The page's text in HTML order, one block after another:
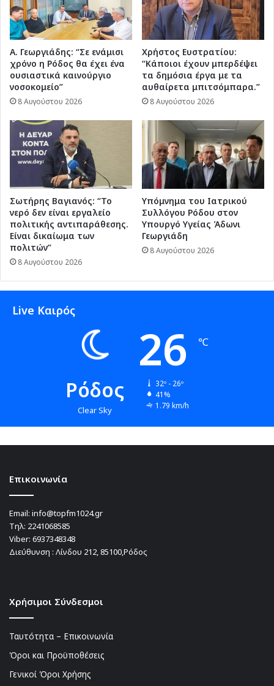
Α. Γεωργιάδης: “Σε ενάμισι
χρόνο η Ρόδος θα έχει ένα
ουσιαστικά καινούργιο
νοσοκομείο”
8 Αυγούστου 2026
Χρήστος Ευστρατίου:
“Κάποιοι έχουν μπερδέψει
τα δημόσια έργα με τα
αυθαίρετα μπιτσόμπαρα.”
8 Αυγούστου 2026
Σωτήρης Βαγιανός: “Το
νερό δεν είναι εργαλείο
πολιτικής αντιπαράθεσης.
Είναι δικαίωμα των
πολιτών”
8 Αυγούστου 2026
Υπόμνημα του Ιατρικού
Συλλόγου Ρόδου στον
Υπουργό Υγείας Άδωνι
Γεωργιάδη
8 Αυγούστου 2026
Live Καιρός
Ρόδος
Clear Sky
26 ℃
32º - 26º
41%
1.79 km/h
Επικοινωνία
Email: info@topfm1024.gr
Τηλ: 2241068585
Viber: 6937348348
Διεύθυνση : Λίνδου 212, 85100,Ρόδος
Χρήσιμοι Σύνδεσμοι
Ταυτότητα – Επικοινωνία
Όροι και Προϋποθέσεις
Γενικοί Όροι Χρήσης